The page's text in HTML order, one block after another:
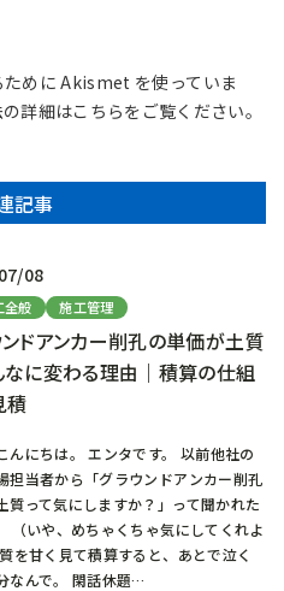
めに Akismet を使っていま
詳細はこちらをご覧ください。
記事
08
全般 施工管理
ンドアンカー削孔の単価が土質
なに変わる理由｜積算の仕組
積
んにちは。 エンタです。 以前他社の
担当者から「グラウンドアンカー削孔
質って気にしますか？」って聞かれた
（いや、めちゃくちゃ気にしてくれよ
を甘く見て積算すると、あとで泣く
なんで。 閑話休題…